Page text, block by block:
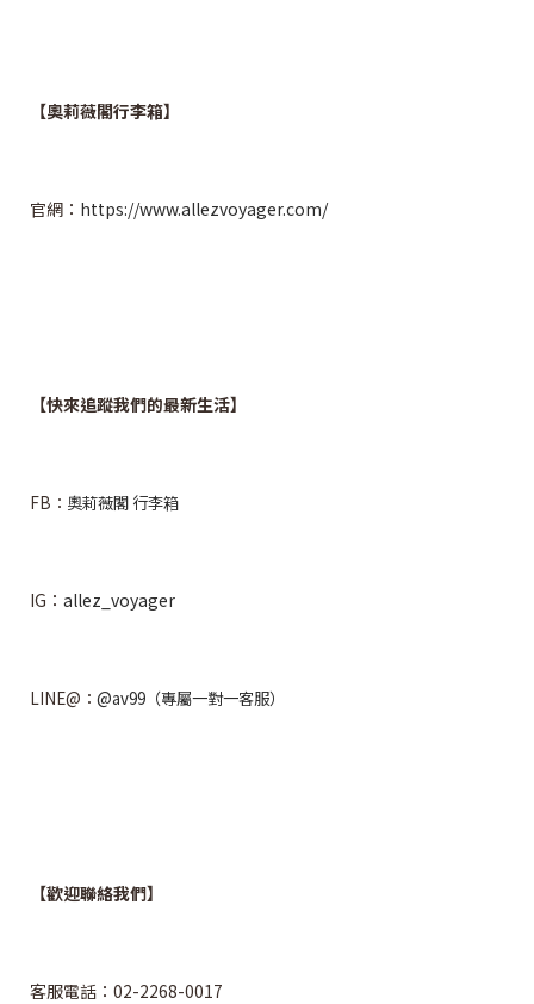
【奧莉薇閣行李箱】
官網： https://www.allezvoyager.com/
【快來追蹤我們的最新生活】
FB： 奧莉薇閣 行李箱
IG： allez_voyager
LINE@： @av99（專屬一對一客服）
【歡迎聯絡我們】
客服電話：02-2268-0017